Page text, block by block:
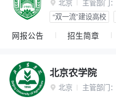
 北京 主管部门：
“双一流”建设高校
网报公告 招生简章
北京农学院
 北京 主管部门：